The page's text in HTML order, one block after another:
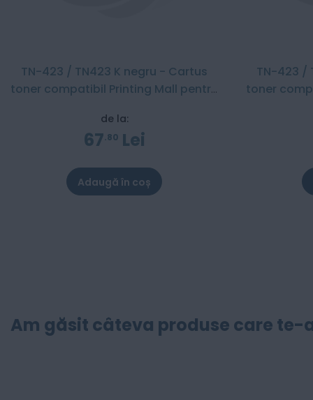
TN-423 / TN423 K negru - Cartus
toner compatibil Printing Mall pentru
de la:
67 80 Lei
Adaugă în coș
TN-423 /
toner
Am găsit câteva produse care te-